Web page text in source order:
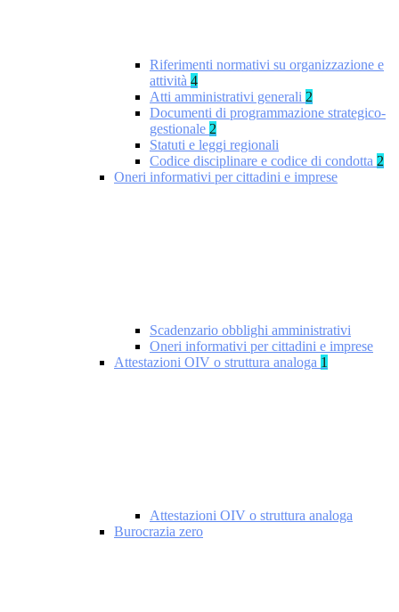
Riferimenti normativi su organizzazione e
attività 4
Atti amministrativi generali 2
Documenti di programmazione strategico-
gestionale 2
Statuti e leggi regionali
Codice disciplinare e codice di condotta 2
Oneri informativi per cittadini e imprese
Scadenzario obblighi amministrativi
Oneri informativi per cittadini e imprese
Attestazioni OIV o struttura analoga 1
Attestazioni OIV o struttura analoga
Burocrazia zero